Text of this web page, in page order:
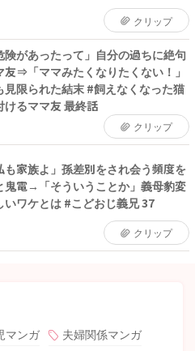
クリップ
険があったって」自分の過ちに絶句
友⇒「ママみたくなりたくない！」
見限られた結末 #飼えなくなった猫
けるママ友 最終話
クリップ
も家族よ」孫差別をされ会う頻度を
鬼電→「そういうことか」義母豹変
いワケとは #こどおじ義兄 37
クリップ
マンガ
夫婦関係マンガ